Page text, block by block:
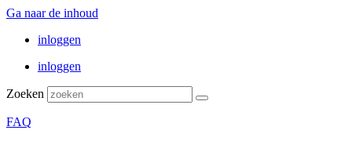
Ga naar de inhoud
inloggen
inloggen
Zoeken
FAQ